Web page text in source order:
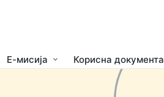
Е-мисија Корисна документа